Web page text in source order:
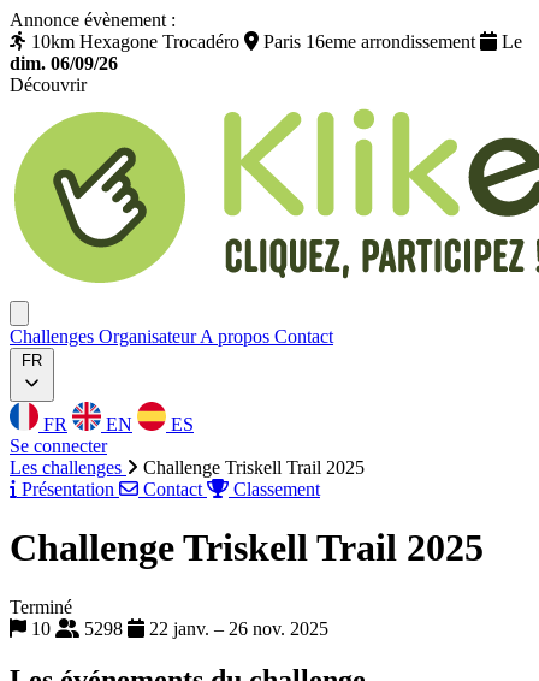
Annonce évènement :
10km Hexagone Trocadéro
Paris 16eme arrondissement
Le
dim. 06/09/26
Découvrir
Challenges OrganisateurA propos Contact
FR
FR EN
ES
Se connecter
Les challenges
Challenge Triskell Trail 2025
Présentation
Contact Classement
Challenge Triskell Trail 2025
Terminé
10
5298 22 janv. – 26 nov. 2025